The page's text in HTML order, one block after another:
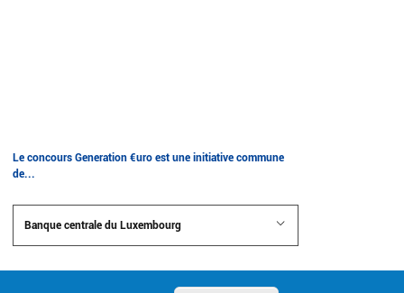
Le concours Generation €uro est une initiative commune
de...
Banque centrale du Luxembourg